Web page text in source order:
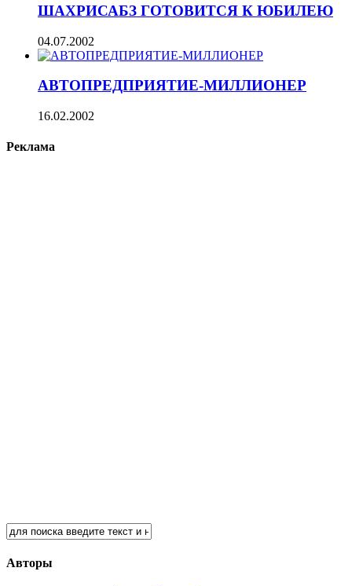
ШАХРИСАБЗ ГОТОВИТСЯ К ЮБИЛЕЮ
04.07.2002
АВТОПРЕДПРИЯТИЕ-МИЛЛИОНЕР
16.02.2002
Реклама
Авторы